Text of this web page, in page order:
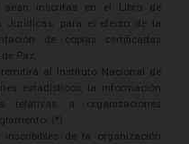
inscritas en el Libro de
Jurídicas; para el efecto de la
de copias certificadas
Paz;
al Instituto Nacional de
estadísticos, la información
relativas a organizaciones
(*)
de la organización